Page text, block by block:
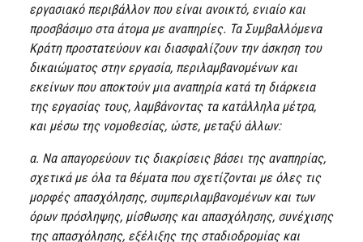
εργασιακό περιβάλλον που είναι ανοικτό, ενιαίο και
προσβάσιμο στα άτομα με αναπηρίες. Τα Συμβαλλόμενα
Κράτη προστατεύουν και διασφαλίζουν την άσκηση του
δικαιώματος στην εργασία, περιλαμβανομένων και
εκείνων που αποκτούν μια αναπηρία κατά τη διάρκεια
της εργασίας τους, λαμβάνοντας τα κατάλληλα μέτρα,
και μέσω της νομοθεσίας, ώστε, μεταξύ άλλων:
α. Να απαγορεύουν τις διακρίσεις βάσει της αναπηρίας,
σχετικά με όλα τα θέματα που σχετίζονται με όλες τις
μορφές απασχόλησης, συμπεριλαμβανομένων και των
όρων πρόσληψης, μίσθωσης και απασχόλησης, συνέχισης
της απασχόλησης, εξέλιξης της σταδιοδρομίας και